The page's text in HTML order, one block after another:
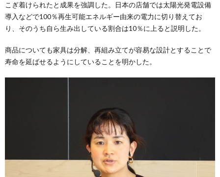
こぎ着けられたと成果を強調した。日本の店舗では太陽光発電設備
導入などで100％再生可能エネルギー由来の電力に切り替えてお
り、そのうち自ら生み出している割合は10％に上ると説明した。
商品についても家具は分解、再組み立てが容易な設計とすることで
寿命を延ばせるようにしていることを明かした。